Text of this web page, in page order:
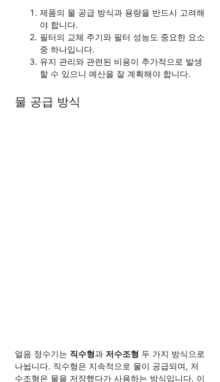
제품의 물 공급 방식과 용량을 반드시 고려해
야 합니다.
필터의 교체 주기와 필터 성능도 중요한 요소
중 하나입니다.
유지 관리와 관련된 비용이 추가적으로 발생
할 수 있으니 예산을 잘 계획해야 합니다.
물 공급 방식
얼음 정수기는 직수형과 저수조형 두 가지 방식으로
나뉩니다. 직수형은 지속적으로 물이 공급되며, 저
수조형은 물을 저장했다가 사용하는 방식입니다. 이